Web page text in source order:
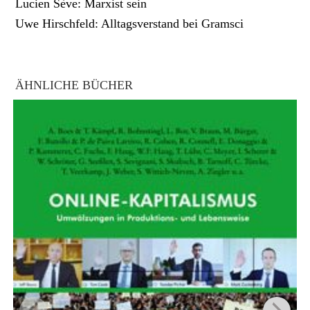
Lucien Sève: Marxist sein
Uwe Hirschfeld: Alltagsverstand bei Gramsci
ÄHNLICHE BÜCHER